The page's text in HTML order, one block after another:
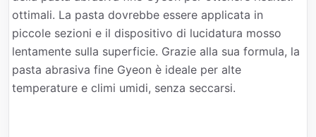
ottimali. La pasta dovrebbe essere applicata in
piccole sezioni e il dispositivo di lucidatura mosso
lentamente sulla superficie. Grazie alla sua formula, la
pasta abrasiva fine Gyeon è ideale per alte
temperature e climi umidi, senza seccarsi.